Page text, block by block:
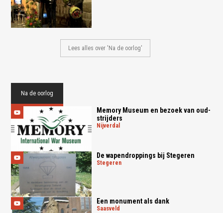
Lees alles over 'Na de oorlog'
Na de oorlog
Memory Museum en bezoek van oud-
strijders
nijverdal
De wapendroppings bij Stegeren
stegeren
Een monument als dank
saasveld